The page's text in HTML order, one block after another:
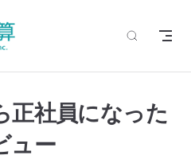
正社員になった
ュー